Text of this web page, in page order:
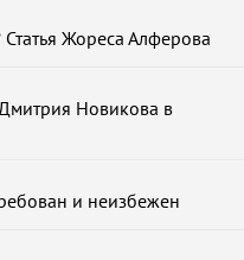
Жореса Алферова
Дмитрия Новикова в
и неизбежен